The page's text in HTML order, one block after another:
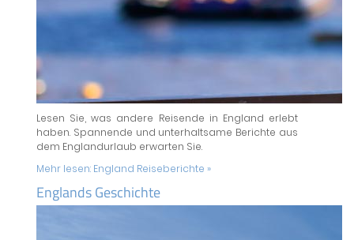
Lesen Sie, was andere Reisende in England erlebt
haben. Spannende und unterhaltsame Berichte aus
dem Englandurlaub erwarten Sie.
Mehr lesen: England Reiseberichte »
Englands Geschichte